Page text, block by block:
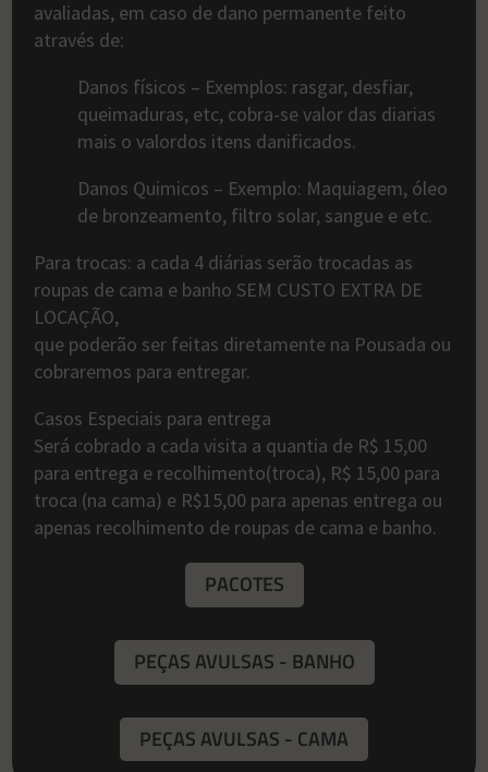
avaliadas, em caso de dano permanente feito
através de:
Danos físicos – Exemplos: rasgar, desfiar,
queimaduras, etc, cobra-se valor das diarias
mais o valordos itens danificados.
Danos Quimicos – Exemplo: Maquiagem, óleo
de bronzeamento, filtro solar, sangue e etc.
Para trocas: a cada 4 diárias serão trocadas as
roupas de cama e banho SEM CUSTO EXTRA DE
LOCAÇÃO,
que poderão ser feitas diretamente na Pousada ou
cobraremos para entregar.
Casos Especiais para entrega
Será cobrado a cada visita a quantia de R$ 15,00
para entrega e recolhimento(troca), R$ 15,00 para
troca (na cama) e R$15,00 para apenas entrega ou
apenas recolhimento de roupas de cama e banho.
PACOTES
PEÇAS AVULSAS - BANHO
PEÇAS AVULSAS - CAMA